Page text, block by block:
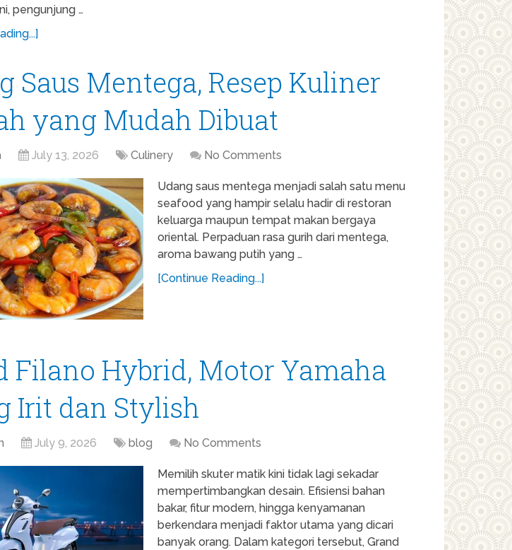
pengunjung …
Saus Mentega, Resep Kuliner
yang Mudah Dibuat
July 13, 2026 Culinery No Comments
Udang saus mentega menjadi salah satu menu
seafood yang hampir selalu hadir di restoran
keluarga maupun tempat makan bergaya
oriental. Perpaduan rasa gurih dari mentega,
aroma bawang putih yang …
[Continue Reading...]
Filano Hybrid, Motor Yamaha
Irit dan Stylish
July 9, 2026 blog No Comments
Memilih skuter matik kini tidak lagi sekadar
mempertimbangkan desain. Efisiensi bahan
bakar, fitur modern, hingga kenyamanan
berkendara menjadi faktor utama yang dicari
banyak orang. Dalam kategori tersebut, Grand